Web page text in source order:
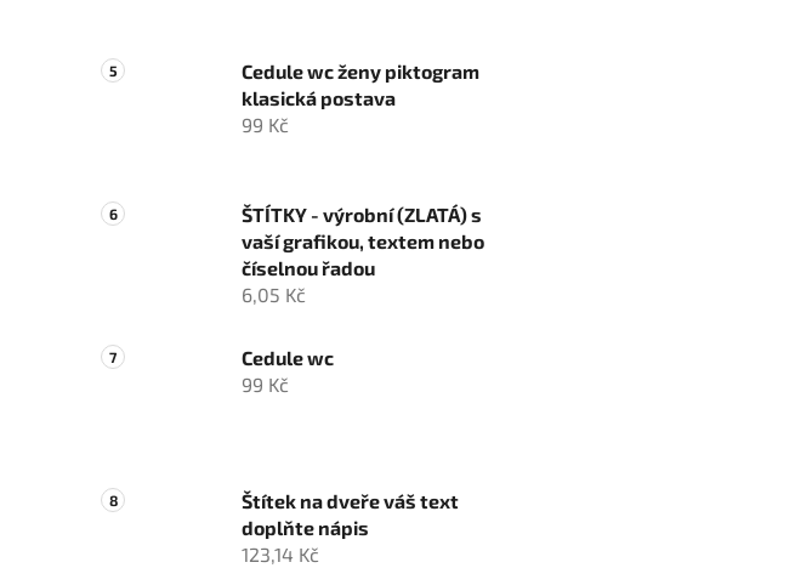
Cedule wc ženy piktogram
klasická postava
99 Kč
ŠTÍTKY - výrobní (ZLATÁ) s
vaší grafikou, textem nebo
číselnou řadou
6,05 Kč
Cedule wc
99 Kč
Štítek na dveře váš text
doplňte nápis
123,14 Kč